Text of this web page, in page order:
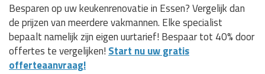
Besparen op uw keukenrenovatie in Essen? Vergelijk dan
de prijzen van meerdere vakmannen. Elke specialist
bepaalt namelijk zijn eigen uurtarief! Bespaar tot 40% door
offertes te vergelijken! Start nu uw gratis
offerteaanvraag!